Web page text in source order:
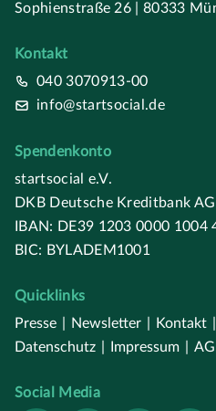
Sophienstraße 26 | 80333
Kontakt
040 3070913-00
info@startsocial.de
Spendenkonto
startsocial e.V.
DKB Deutsche Kreditbank AG
IBAN: DE39 1203 0000 1004
BIC: BYLADEM1001
Quicklinks
Presse
Newsletter Kontakt
Datenschutz
Impressum
Social Media